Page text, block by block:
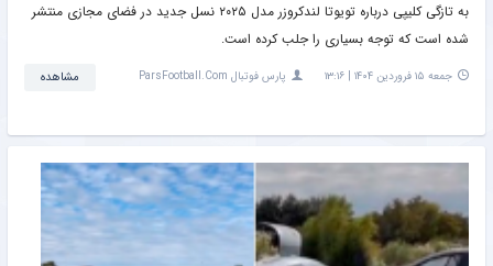
به تازگی کلیپی درباره تویوتا لندکروزر مدل ۲۰۲۵ نسل جدید در فضای مجازی منتشر
شده است که توجه بسیاری را جلب کرده است.
جمعه ۱۵ فروردین ۱۴۰۴ | ۱۳:۱۶ پارس فوتبال ParsFootball.Com مشاهده